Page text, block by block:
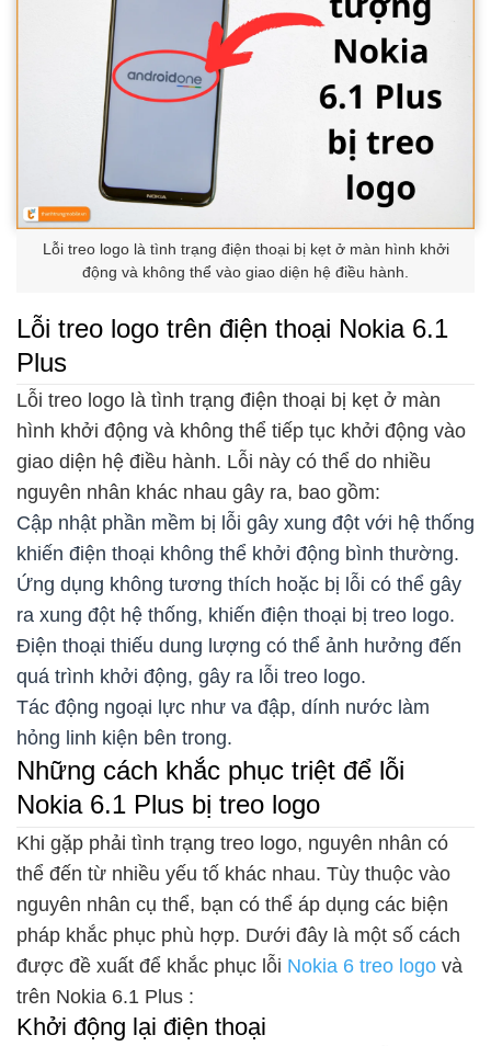
Lỗi treo logo là tình trạng điện thoại bị kẹt ở màn hình khởi
động và không thể vào giao diện hệ điều hành.
Lỗi treo logo trên điện thoại Nokia 6.1
Plus
Lỗi treo logo là tình trạng điện thoại bị kẹt ở màn
hình khởi động và không thể tiếp tục khởi động vào
giao diện hệ điều hành. Lỗi này có thể do nhiều
nguyên nhân khác nhau gây ra, bao gồm:
Cập nhật phần mềm bị lỗi gây xung đột với hệ thống
khiến điện thoại không thể khởi động bình thường.
Ứng dụng không tương thích hoặc bị lỗi có thể gây
ra xung đột hệ thống, khiến điện thoại bị treo logo.
Điện thoại thiếu dung lượng có thể ảnh hưởng đến
quá trình khởi động, gây ra lỗi treo logo.
Tác động ngoại lực như va đập, dính nước làm
hỏng linh kiện bên trong.
Những cách khắc phục triệt để lỗi
Nokia 6.1 Plus bị treo logo
Khi gặp phải tình trạng treo logo, nguyên nhân có
thể đến từ nhiều yếu tố khác nhau. Tùy thuộc vào
nguyên nhân cụ thể, bạn có thể áp dụng các biện
pháp khắc phục phù hợp. Dưới đây là một số cách
được đề xuất để khắc phục lỗi Nokia 6 treo logo và
trên Nokia 6.1 Plus :
Khởi động lại điện thoại